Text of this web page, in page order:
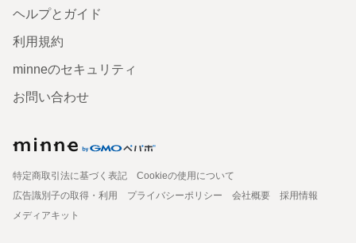
ヘルプとガイド
利用規約
minneのセキュリティ
お問い合わせ
特定商取引法に基づく表記
Cookieの使用について
広告識別子の取得・利用
プライバシーポリシー 会社概要
採用情報
メディアキット